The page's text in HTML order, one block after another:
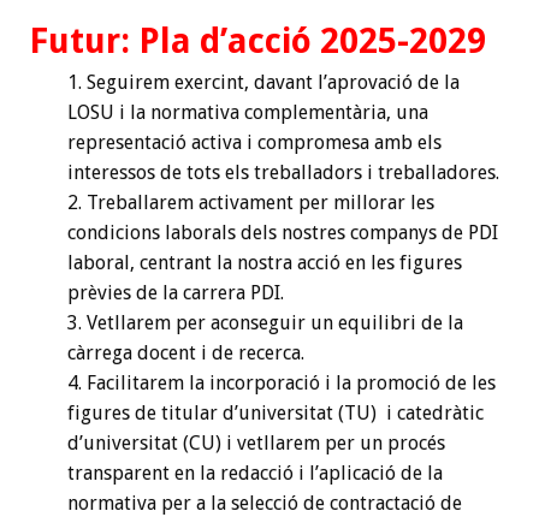
Futur: Pla d’acció 2025-2029
Seguirem exercint, davant l’aprovació de la
LOSU i la normativa complementària, una
representació activa i compromesa amb els
interessos de tots els treballadors i treballadores.
Treballarem activament per millorar les
condicions laborals dels nostres companys de PDI
laboral, centrant la nostra acció en les figures
prèvies de la carrera PDI.
Vetllarem per aconseguir un equilibri de la
càrrega docent i de recerca.
Facilitarem la incorporació i la promoció de les
figures de titular d’universitat (TU) i catedràtic
d’universitat (CU) i vetllarem per un procés
transparent en la redacció i l’aplicació de la
normativa per a la selecció de contractació de